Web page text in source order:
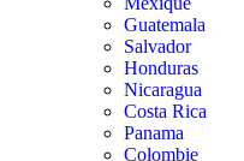
Guatemala
Salvador
Honduras
Nicaragua
Costa Rica
Panama
Colombie